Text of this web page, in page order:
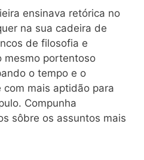
ensinava retórica no
na sua cadeira de
de filosofia e
mesmo portentoso
o tempo e o
mais aptidão para
Compunha
sôbre os assuntos mais